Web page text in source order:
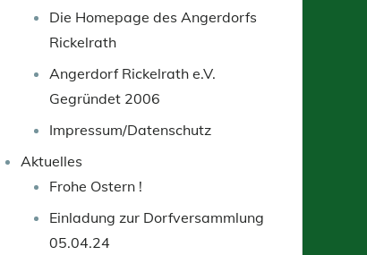
Die Homepage des Angerdorfs
Rickelrath
Angerdorf Rickelrath e.V.
Gegründet 2006
Impressum/Datenschutz
Aktuelles
Frohe Ostern !
Einladung zur Dorfversammlung
05.04.24